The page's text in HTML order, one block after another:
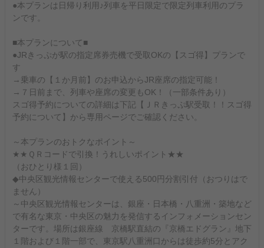
●本プランは日帰り利用♪列車を平日限定で限定列車利用のプラ
ンです。
■本プランについて■
●JRきっぷが駅の指定席券売機で受取OKの【スゴ得】プランで
す
→乗車の【１か月前】のお申込からJR座席の指定可能！
→７日前まで、列車や座席の変更もOK！（一部条件あり）
スゴ得予約についての詳細は下記【ＪＲきっぷ駅受取！！スゴ得
予約について】から専用ページでご確認ください。
～本プランのおトクなポイント～
★★ＱＲコードで引換！うれしいポイント★★
（おひとり様１回）
◆中央区観光情報センターで使える500円分割引付（おつりはで
ません）
～中央区観光情報センターは、銀座・日本橋・八重洲・築地など
で有名な東京・中央区の魅力を発信するインフォメーションセン
ターです。場所は銀座線 京橋駅直結の『京橋エドグラン』地下
１階および１階一部で、東京駅八重洲口からは徒歩約5分とアク